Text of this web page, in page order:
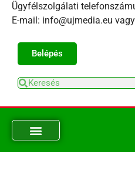
Ügyfélszolgálati
E-mail: info@ujmedia.eu vagy
Belépés